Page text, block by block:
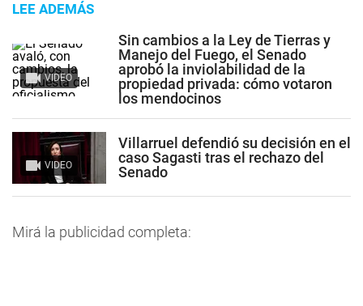
LEE ADEMÁS
VIDEO
Sin cambios a la Ley de Tierras y
Manejo del Fuego, el Senado
aprobó la inviolabilidad de la
propiedad privada: cómo votaron
los mendocinos
VIDEO
Villarruel defendió su decisión en el
caso Sagasti tras el rechazo del
Senado
Mirá la publicidad completa: